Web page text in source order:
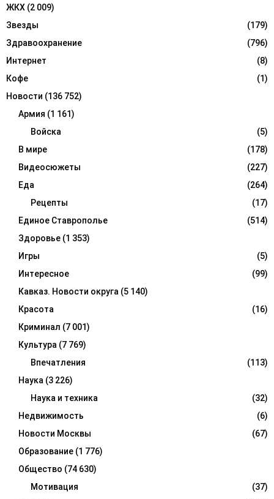
ЖКХ (2 009)
Звезды
(179)
Здравоохранение
(796)
Интернет
(8)
Кофе
(1)
Новости (136 752)
Армия (1 161)
Войска
(5)
В мире
(178)
Видеосюжеты
(227)
Еда
(264)
Рецепты
(17)
Единое Ставрополье
(514)
Здоровье (1 353)
Игры
(5)
Интересное
(99)
Кавказ. Новости округа (5 140)
Красота
(16)
Криминал (7 001)
Культура (7 769)
Впечатления
(113)
Наука (3 226)
Наука и техника
(32)
Недвижимость
(6)
Новости Москвы
(67)
Образование (1 776)
Общество (74 630)
Мотивация
(37)